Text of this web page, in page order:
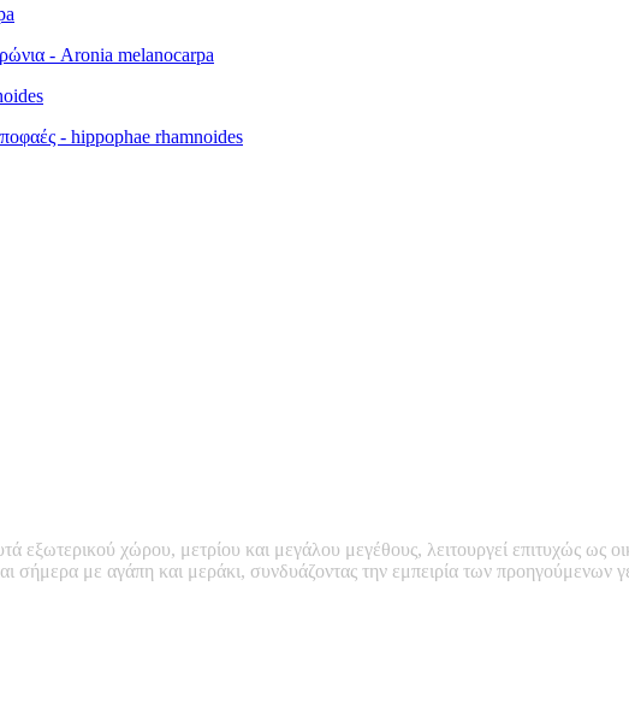
- Aronia melanocarpa
- hippophae rhamnoides
εξωτερικού χώρου, μετρίου και μεγάλου μεγέθους, λειτουργεί επιτυχώς ως
σήμερα με αγάπη και μεράκι, συνδυάζοντας την εμπειρία των προηγούμενων